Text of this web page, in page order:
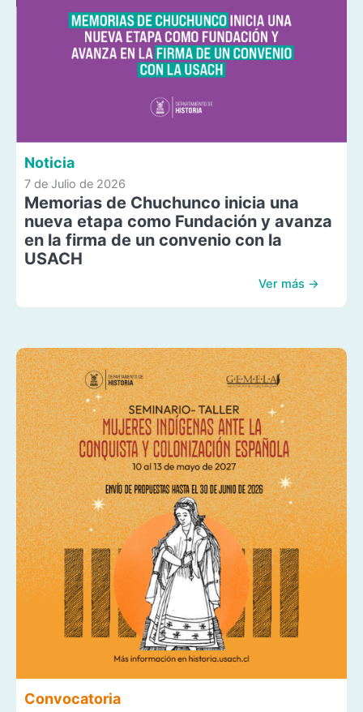
Noticia
7 de Julio de 2026
Memorias de Chuchunco inicia una
nueva etapa como Fundación y avanza
en la firma de un convenio con la
USACH
Ver más →
Convocatoria